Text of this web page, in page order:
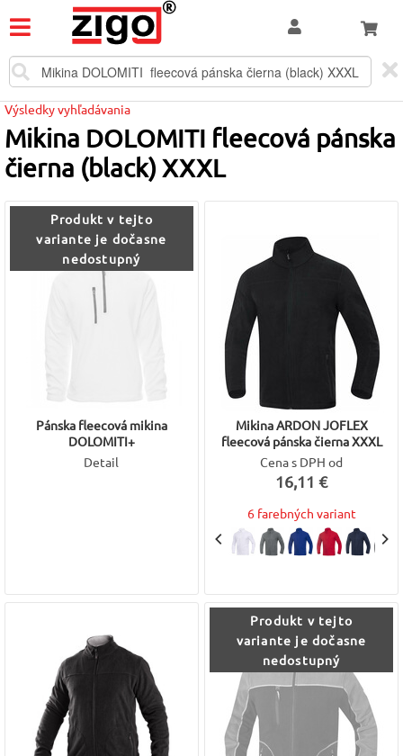
Výsledky vyhľadávania
Mikina DOLOMITI fleecová pánska
čierna (black) XXXL
Produkt v tejto
variante je dočasne
nedostupný
Pánska fleecová mikina
DOLOMITI+
Detail
Mikina ARDON JOFLEX
fleecová pánska čierna XXXL
Cena s DPH od
16,11 €
6 farebných variant
Produkt v tejto
variante je dočasne
nedostupný